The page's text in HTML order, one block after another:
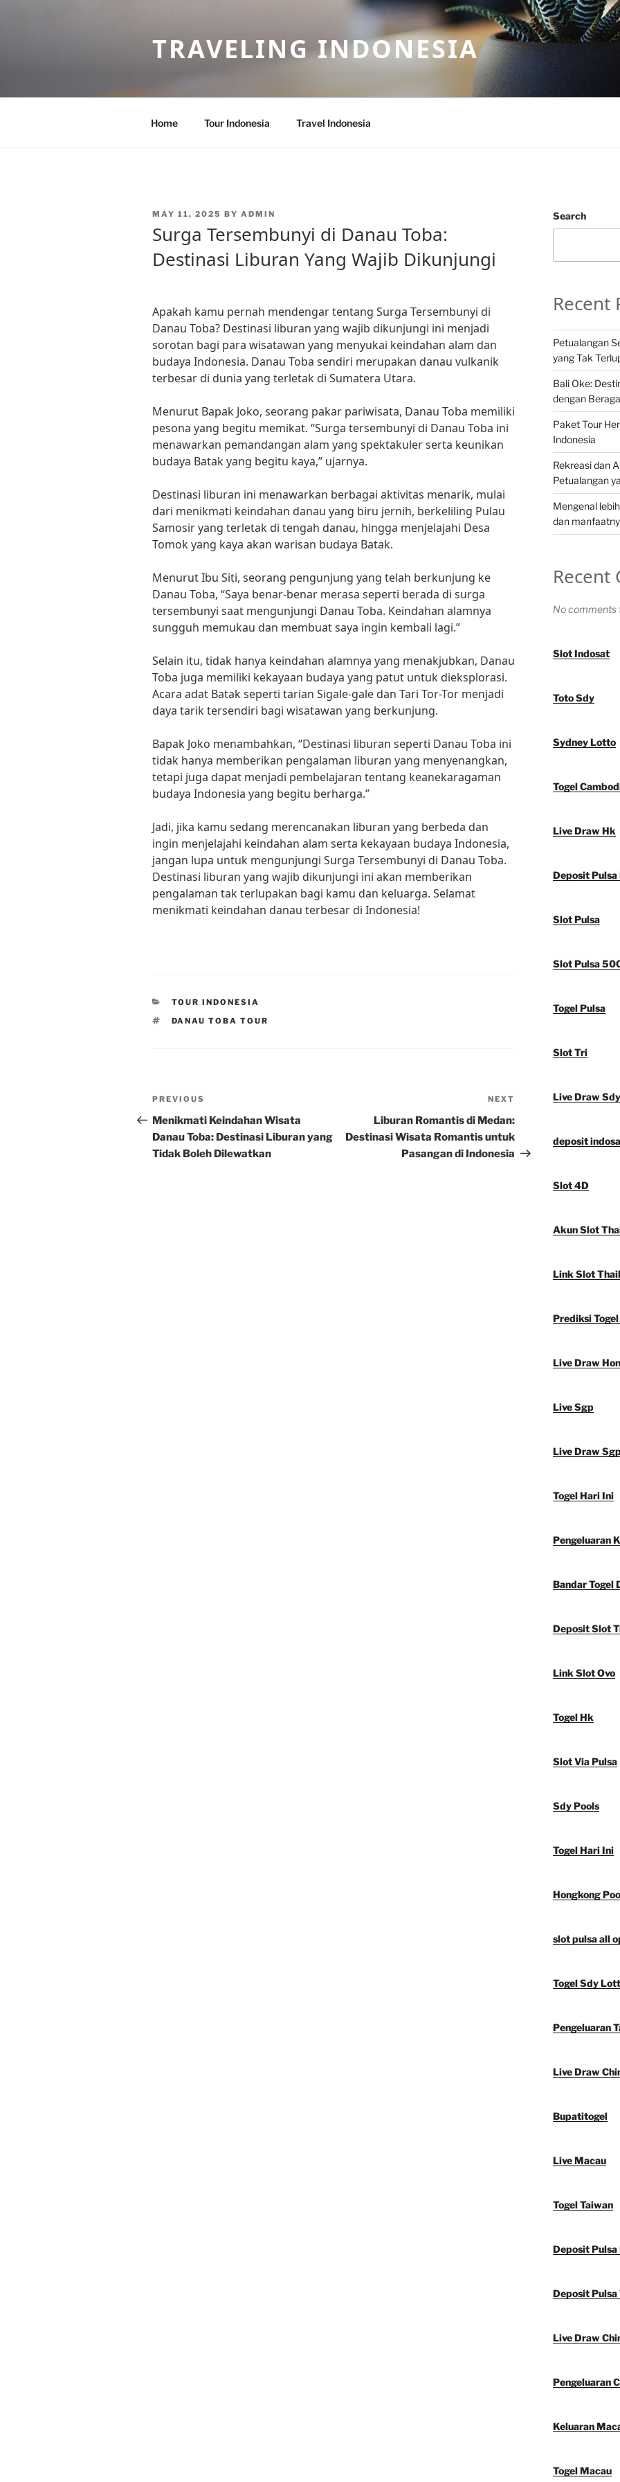
TRAVELING INDONESIA
Home Tour Indonesia Travel Indonesia
POSTED
MAY 11, 2025 BY ADMIN
Surga Tersembunyi di Danau Toba:
Destinasi Liburan Yang Wajib Dikunjungi
Apakah kamu pernah mendengar tentang Surga Tersembunyi di
Danau Toba? Destinasi liburan yang wajib dikunjungi ini menjadi
sorotan bagi para wisatawan yang menyukai keindahan alam dan
budaya Indonesia. Danau Toba sendiri merupakan danau vulkanik
terbesar di dunia yang terletak di Sumatera Utara.
Menurut Bapak Joko, seorang pakar pariwisata, Danau Toba memiliki
pesona yang begitu memikat. “Surga tersembunyi di Danau Toba ini
menawarkan pemandangan alam yang spektakuler serta keunikan
budaya Batak yang begitu kaya,” ujarnya.
Destinasi liburan ini menawarkan berbagai aktivitas menarik, mulai
dari menikmati keindahan danau yang biru jernih, berkeliling Pulau
Samosir yang terletak di tengah danau, hingga menjelajahi Desa
Tomok yang kaya akan warisan budaya Batak.
Menurut Ibu Siti, seorang pengunjung yang telah berkunjung ke
Danau Toba, “Saya benar-benar merasa seperti berada di surga
tersembunyi saat mengunjungi Danau Toba. Keindahan alamnya
sungguh memukau dan membuat saya ingin kembali lagi.”
Selain itu, tidak hanya keindahan alamnya yang menakjubkan, Danau
Toba juga memiliki kekayaan budaya yang patut untuk dieksplorasi.
Acara adat Batak seperti tarian Sigale-gale dan Tari Tor-Tor menjadi
daya tarik tersendiri bagi wisatawan yang berkunjung.
Bapak Joko menambahkan, “Destinasi liburan seperti Danau Toba ini
tidak hanya memberikan pengalaman liburan yang menyenangkan,
tetapi juga dapat menjadi pembelajaran tentang keanekaragaman
budaya Indonesia yang begitu berharga.”
Jadi, jika kamu sedang merencanakan liburan yang berbeda dan
ingin menjelajahi keindahan alam serta kekayaan budaya Indonesia,
jangan lupa untuk mengunjungi Surga Tersembunyi di Danau Toba.
Destinasi liburan yang wajib dikunjungi ini akan memberikan
pengalaman tak terlupakan bagi kamu dan keluarga. Selamat
menikmati keindahan danau terbesar di Indonesia!
CATEGORIES
TOUR INDONESIA
TAGS
DANAU TOBA TOUR
Post
navigation
Previous
Post
PREVIOUS
Menikmati Keindahan Wisata
Danau Toba: Destinasi Liburan yang
Tidak Boleh Dilewatkan
Post
NEXT
Liburan Romantis di Medan:
Destinasi Wisata Romantis untuk
Pasangan di Indonesia
Search
Recent
Petualangan
yang Tak
Bali Oke:
dengan
Paket Tour
Indonesia
Rekreasi dan
Petualangan
Mengenal
dan
Recent
No comments
Slot Indosat
Toto Sdy
Sydney Lotto
Togel
Live Draw Hk
Deposit Pulsa
Slot Pulsa
Slot Pulsa
Togel Pulsa
Slot Tri
Live Draw Sdy
deposit
Slot 4D
Akun Slot
Link Slot
Prediksi
Live Draw
Live Sgp
Live Draw
Togel Hari Ini
Pengeluaran
Bandar Togel
Deposit Slot
Link Slot Ovo
Togel Hk
Slot Via Pulsa
Sdy Pools
Togel Hari Ini
Hongkong
slot pulsa all
Togel Sdy
Pengeluaran
Live Draw
Bupatitogel
Live Macau
Togel Taiwan
Deposit Pulsa
Deposit Pulsa
Live Draw
Pengeluaran
Keluaran
Togel Macau